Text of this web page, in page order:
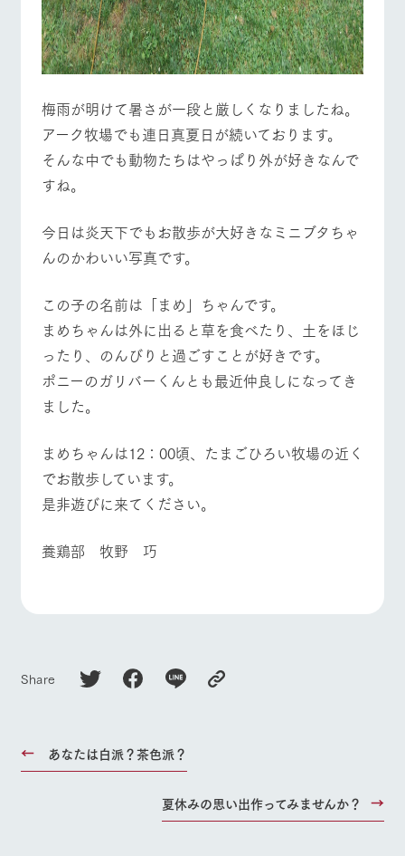
お連れの
お客様へ
お問い合
わせ・資
周遊バス
牧場内を巡る周
個人情報取扱いについて
営業時間・料金 交通アクセス
ペットをお連れの
お客様へ お問い合わせ
梅雨が明けて暑さが一段と厳しくなりましたね。
アーク牧場でも連日真夏日が続いております。
​そんな中でも動物たちはやっぱり外が好きなんで
すね。
​今日は炎天下でもお散歩が大好きなミニブタちゃ
んのかわいい写真です。
この子の名前は「まめ」ちゃんです。
​まめちゃんは外に出ると草を食べたり、土をほじ
ったり、のんびりと過ごすことが好きです。
ポニーのガリバーくんとも最近仲良しになってき
ました。
​まめちゃんは12：00頃、たまごひろい牧場の近く
でお散歩しています。
是非遊びに来てください。
​養鶏部 牧野 巧
Share
あなたは白派？茶色派？
夏休みの思い出作ってみませんか？